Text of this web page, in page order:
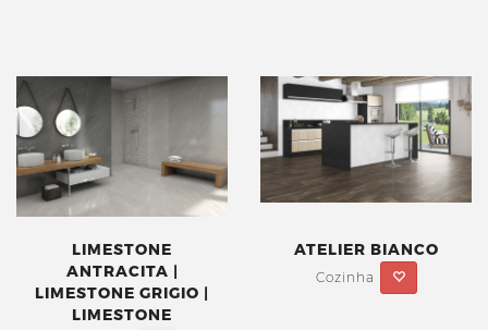
LIMESTONE
ANTRACITA |
LIMESTONE GRIGIO |
LIMESTONE
ATELIER BIANCO
Cozinha